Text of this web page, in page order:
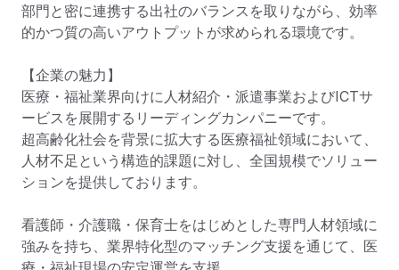
部門と密に連携する出社のバランスを取りながら、効率
的かつ質の高いアウトプットが求められる環境です。
【企業の魅力】
医療・福祉業界向けに人材紹介・派遣事業およびICTサ
ービスを展開するリーディングカンパニーです。
超高齢化社会を背景に拡大する医療福祉領域において、
人材不足という構造的課題に対し、全国規模でソリュー
ションを提供しております。
看護師・介護職・保育士をはじめとした専門人材領域に
強みを持ち、業界特化型のマッチング支援を通じて、医